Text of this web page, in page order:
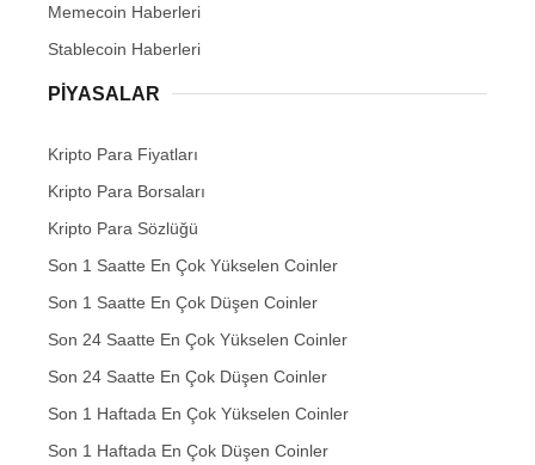
Memecoin Haberleri
Stablecoin Haberleri
PIYASALAR
Kripto Para Fiyatları
Kripto Para Borsaları
Kripto Para Sözlüğü
Son 1 Saatte En Çok Yükselen Coinler
Son 1 Saatte En Çok Düşen Coinler
Son 24 Saatte En Çok Yükselen Coinler
Son 24 Saatte En Çok Düşen Coinler
Son 1 Haftada En Çok Yükselen Coinler
Son 1 Haftada En Çok Düşen Coinler